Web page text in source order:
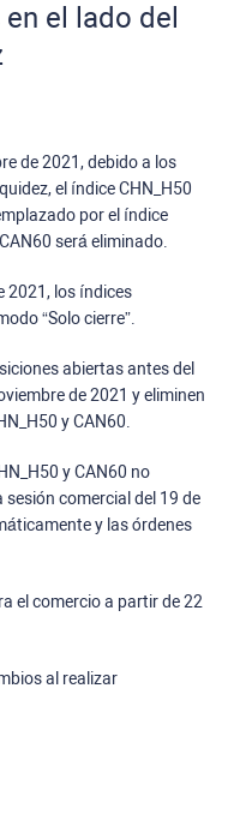
el lado del
de 2021, debido a los
el índice СHN_H50
por el índice
será eliminado.
2021, los índices
“Solo cierre”.
abiertas antes del
de 2021 y eliminen
y CAN60.
y CAN60 no
comercial del 19 de
y las órdenes
el comercio a partir de 22
al realizar